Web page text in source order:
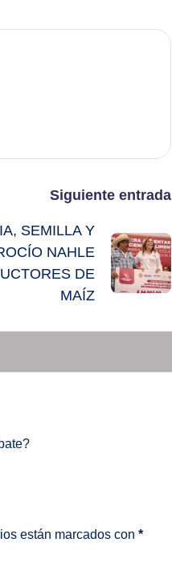
Siguiente entrada
SEMILLA Y
NAHLE
DE
MAÍZ
están marcados con *